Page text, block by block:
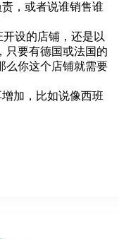
，或者说谁销售谁
设的店铺，还是以
只要有德国或法国的
么你这个店铺就需要
加，比如说像西班